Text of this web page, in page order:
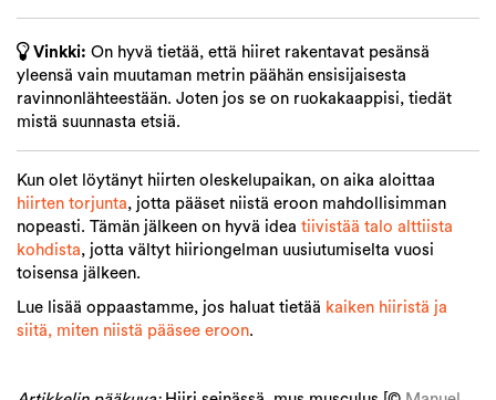
Vinkki: On hyvä tietää, että hiiret rakentavat pesänsä
yleensä vain muutaman metrin päähän ensisijaisesta
ravinnonlähteestään. Joten jos se on ruokakaappisi, tiedät
mistä suunnasta etsiä.
Kun olet löytänyt hiirten oleskelupaikan, on aika aloittaa
hiirten torjunta, jotta pääset niistä eroon mahdollisimman
nopeasti. Tämän jälkeen on hyvä idea tiivistää talo alttiista
kohdista, jotta vältyt hiiriongelman uusiutumiselta vuosi
toisensa jälkeen.
Lue lisää oppaastamme, jos haluat tietää kaiken hiiristä ja
siitä, miten niistä pääsee eroon.